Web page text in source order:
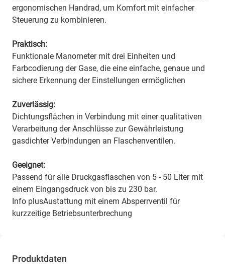
ergonomischen Handrad, um Komfort mit einfacher
Steuerung zu kombinieren.
Praktisch:
Funktionale Manometer mit drei Einheiten und
Farbcodierung der Gase, die eine einfache, genaue und
sichere Erkennung der Einstellungen ermöglichen
Zuverlässig:
Dichtungsflächen in Verbindung mit einer qualitativen
Verarbeitung der Anschlüsse zur Gewährleistung
gasdichter Verbindungen an Flaschenventilen.
Geeignet:
Passend für alle Druckgasflaschen von 5 - 50 Liter mit
einem Eingangsdruck von bis zu 230 bar.
Info plusAustattung mit einem Absperrventil für
kurzzeitige Betriebsunterbrechung
Produktdaten